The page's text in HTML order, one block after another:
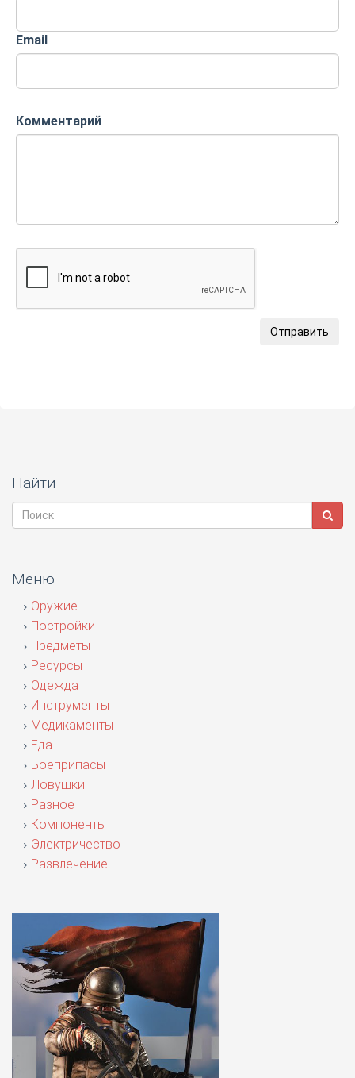
Email
Комментарий
Отправить
Найти
Меню
Оружие
Постройки
Предметы
Ресурсы
Одежда
Инструменты
Медикаменты
Еда
Боеприпасы
Ловушки
Разное
Компоненты
Электричество
Развлечение